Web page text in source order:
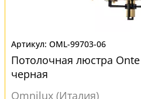
OML-99703-06
Потолочная люстра
черная
Omnilux (Италия)